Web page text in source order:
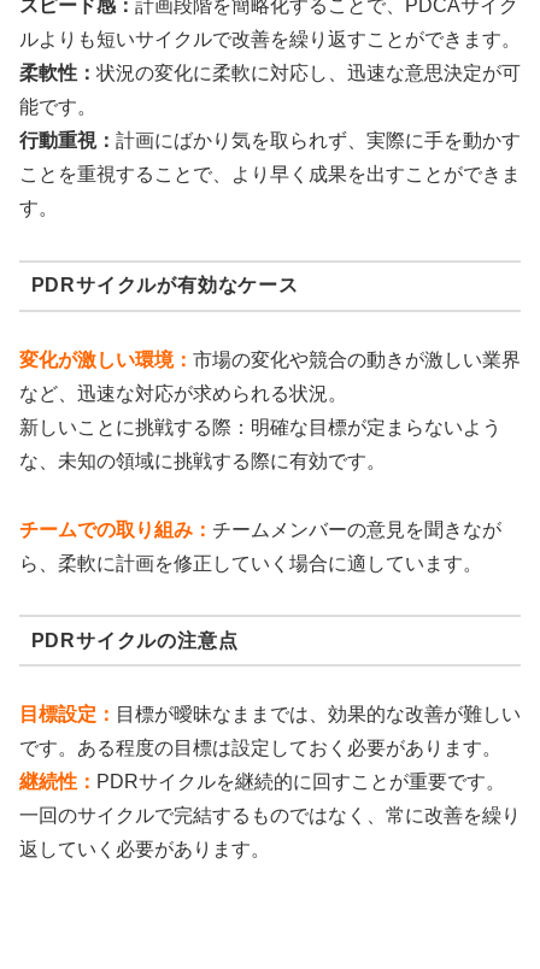
スピード感： 計画段階を簡略化することで、PDCAサイク
ルよりも短いサイクルで改善を繰り返すことができます。
柔軟性： 状況の変化に柔軟に対応し、迅速な意思決定が可
能です。
行動重視： 計画にばかり気を取られず、実際に手を動かす
ことを重視することで、より早く成果を出すことができま
す。
PDRサイクルが有効なケース
変化が激しい環境： 市場の変化や競合の動きが激しい業界
など、迅速な対応が求められる状況。
新しいことに挑戦する際：明確な目標が定まらないよう
な、未知の領域に挑戦する際に有効です。
チームでの取り組み： チームメンバーの意見を聞きなが
ら、柔軟に計画を修正していく場合に適しています。
PDRサイクルの注意点
目標設定： 目標が曖昧なままでは、効果的な改善が難しい
です。ある程度の目標は設定しておく必要があります。
継続性： PDRサイクルを継続的に回すことが重要です。
一回のサイクルで完結するものではなく、常に改善を繰り
返していく必要があります。